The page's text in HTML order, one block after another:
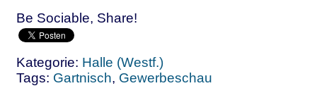
Be Sociable, Share!
Kategorie: Halle (Westf.)
Tags: Gartnisch, Gewerbeschau